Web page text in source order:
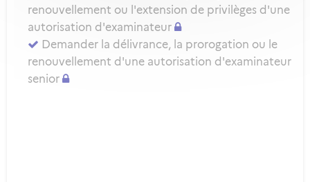
renouvellement ou l'extension de privilèges d'une
autorisation d'examinateur
Demander la délivrance, la prorogation ou le
renouvellement d'une autorisation d'examinateur
senior